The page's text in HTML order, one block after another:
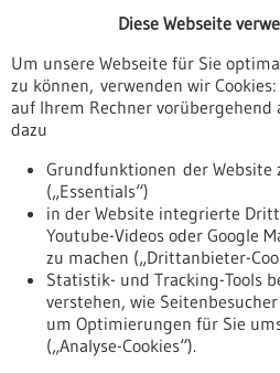
vielversprechenden Ansatz zur
fortgeschrittenem Darmkrebs
identifiziert einen wichtigen
und therapieresistenter
Forschenden an Modellen, dass
Medikamente gegen diesen Marker
initiierenden Zellen gezielt
https://www.gesundheitsindustrie-
bw.de/fachbeitrag/pm/neu-
metastasierten-darmkrebs-ist-
aggressiver-tumorzellen
FlareOn Biotech - fluoreszente
01.07.2026
Diese Webseite
Um unsere Webseite für Sie
zu können, verwenden wir
auf Ihrem Rechner
dazu
Grundfunktionen der Website
(„Essentials“)
in der Website integrierte
Youtube-Videos oder Google
zu machen („Drittanbieter-
Statistik- und Tracking-Tools
verstehen, wie
um Optimierungen für Sie
(„Analyse-Cookies“).